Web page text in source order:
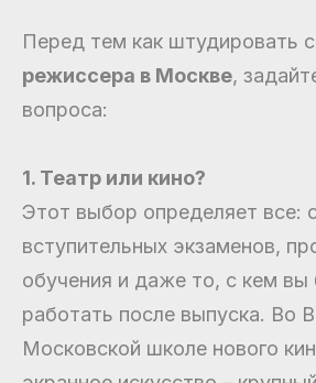
Перед тем как штудировать
режиссера в Москве,
вопроса:
1. Театр или кино?
Этот выбор определяет все:
вступительных экзаменов,
обучения и даже то, с кем вы
работать после выпуска. Во
Московской школе нового